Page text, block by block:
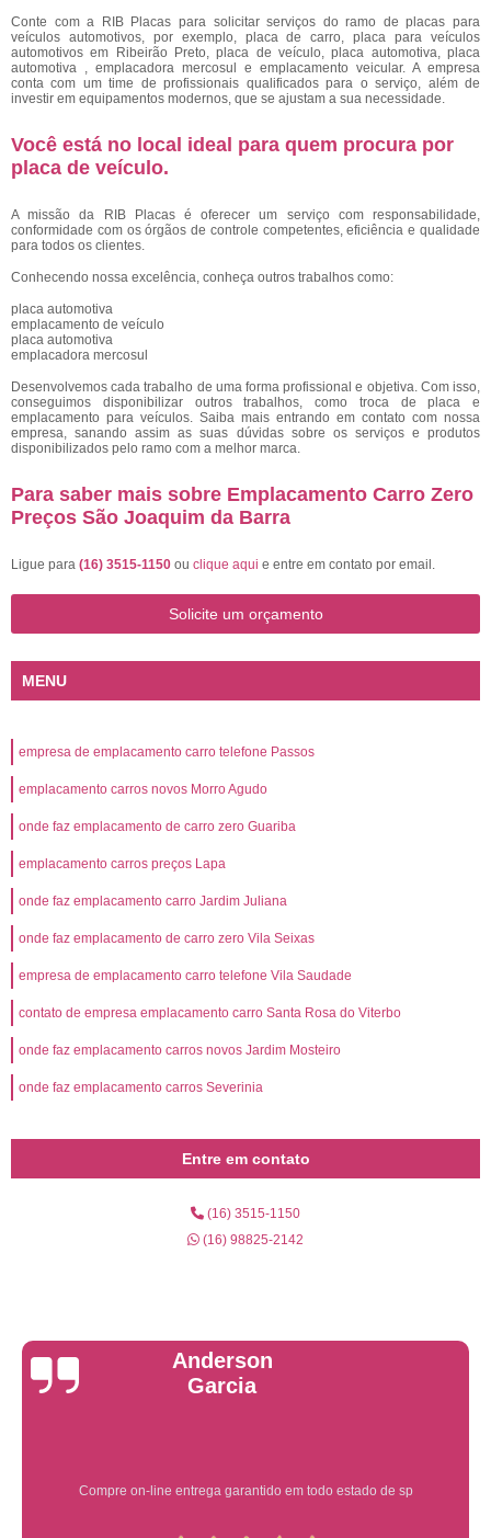
Conte com a RIB Placas para solicitar serviços do ramo de placas para
veículos automotivos, por exemplo, placa de carro, placa para veículos
automotivos em Ribeirão Preto, placa de veículo, placa automotiva, placa
automotiva , emplacadora mercosul e emplacamento veicular. A empresa
conta com um time de profissionais qualificados para o serviço, além de
investir em equipamentos modernos, que se ajustam a sua necessidade.
Você está no local ideal para quem procura por
placa de veículo.
A missão da RIB Placas é oferecer um serviço com responsabilidade,
conformidade com os órgãos de controle competentes, eficiência e qualidade
para todos os clientes.
Conhecendo nossa excelência, conheça outros trabalhos como:
placa automotiva
emplacamento de veículo
placa automotiva
emplacadora mercosul
Desenvolvemos cada trabalho de uma forma profissional e objetiva. Com isso,
conseguimos disponibilizar outros trabalhos, como troca de placa e
emplacamento para veículos. Saiba mais entrando em contato com nossa
empresa, sanando assim as suas dúvidas sobre os serviços e produtos
disponibilizados pelo ramo com a melhor marca.
Para saber mais sobre Emplacamento Carro Zero
Preços São Joaquim da Barra
Ligue para (16) 3515-1150 ou clique aqui e entre em contato por email.
Solicite um orçamento
MENU
empresa de emplacamento carro telefone Passos
emplacamento carros novos Morro Agudo
onde faz emplacamento de carro zero Guariba
emplacamento carros preços Lapa
onde faz emplacamento carro Jardim Juliana
onde faz emplacamento de carro zero Vila Seixas
empresa de emplacamento carro telefone Vila Saudade
contato de empresa emplacamento carro Santa Rosa do Viterbo
onde faz emplacamento carros novos Jardim Mosteiro
onde faz emplacamento carros Severinia
Entre em contato
(16) 3515-1150
(16) 98825-2142
Yuri Martins
Ótimo atendimento